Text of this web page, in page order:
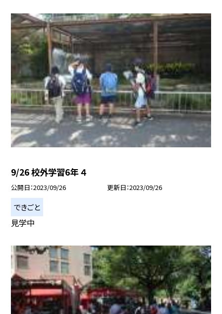
9/26 校外学習6年 ４
公開日 2023/09/26 更新日 2023/09/26
できごと
見学中